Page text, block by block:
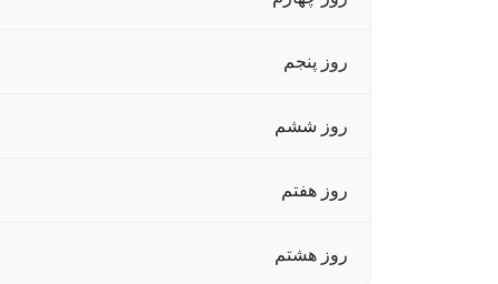
روز پنجم
روز ششم
روز هفتم
روز هشتم